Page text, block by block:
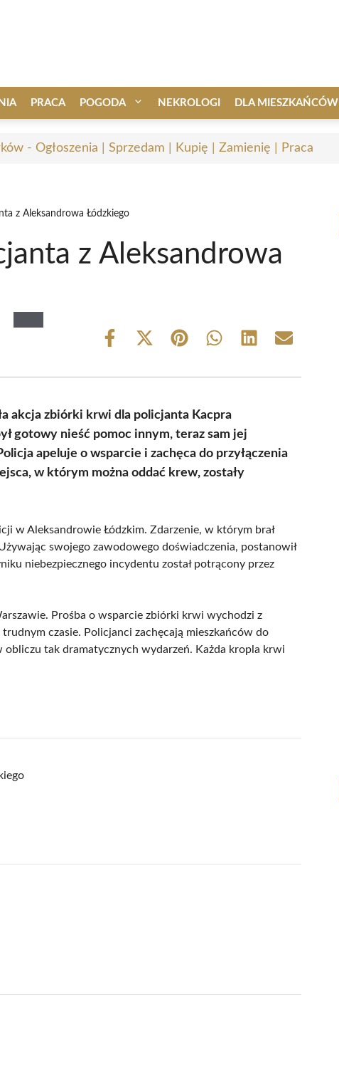
PRACA POGODA NEKROLOGI DLA MIESZKAŃCÓW
- Ogłoszenia | Sprzedam | Kupię | Zamienię | Praca
z Aleksandrowa Łódzkiego
z Aleksandrowa
Share
Share
(Twitter)
Share Share Share Share
akcja zbiórki krwi dla policjanta Kacpra
gotowy nieść pomoc innym, teraz sam jej
apeluje o wsparcie i zachęca do przyłączenia
w którym można oddać krew, zostały
w Aleksandrowie Łódzkim. Zdarzenie, w którym brał
swojego zawodowego doświadczenia, postanowił
niebezpiecznego incydentu został potrącony przez
Prośba o wsparcie zbiórki krwi wychodzi z
czasie. Policjanci zachęcają mieszkańców do
tak dramatycznych wydarzeń. Każda kropla krwi